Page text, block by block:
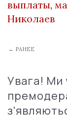
выплаты,
Николаев
← РАНЕЕ
Увага! Ми